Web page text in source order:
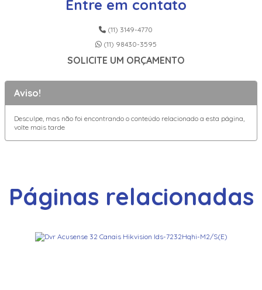
Entre em contato
(11) 3149-4770
(11) 98430-3595
SOLICITE UM ORÇAMENTO
Aviso!
Desculpe, mas não foi encontrando o conteúdo relacionado a esta página,
volte mais tarde
Páginas relacionadas